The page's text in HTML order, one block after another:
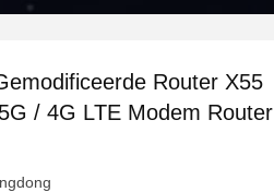
Router X55
/ 4G LTE Modem Router